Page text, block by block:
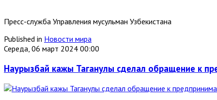
Пресс-служба Управления мусульман Узбекистана
Published in Новости мира
Середа, 06 март 2024 00:00
Наурызбай кажы Таганулы сделал обращение к